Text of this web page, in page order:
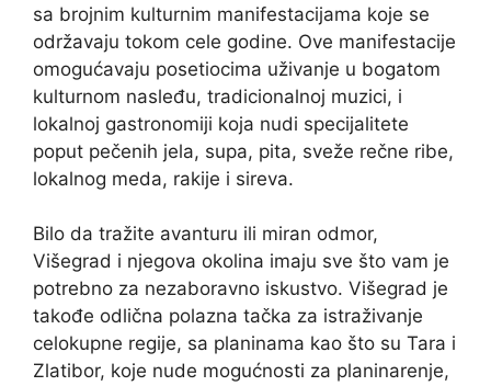
sa brojnim kulturnim manifestacijama koje se
održavaju tokom cele godine. Ove manifestacije
omogućavaju posetiocima uživanje u bogatom
kulturnom nasleđu, tradicionalnoj muzici, i
lokalnoj gastronomiji koja nudi specijalitete
poput pečenih jela, supa, pita, sveže rečne ribe,
lokalnog meda, rakije i sireva.
Bilo da tražite avanturu ili miran odmor,
Višegrad i njegova okolina imaju sve što vam je
potrebno za nezaboravno iskustvo. Višegrad je
takođe odlična polazna tačka za istraživanje
celokupne regije, sa planinama kao što su Tara i
Zlatibor, koje nude mogućnosti za planinarenje,